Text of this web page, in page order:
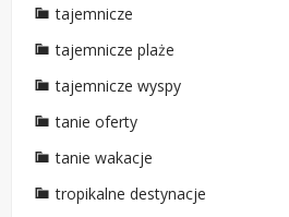
tajemnicze
tajemnicze plaże
tajemnicze wyspy
tanie oferty
tanie wakacje
tropikalne destynacje